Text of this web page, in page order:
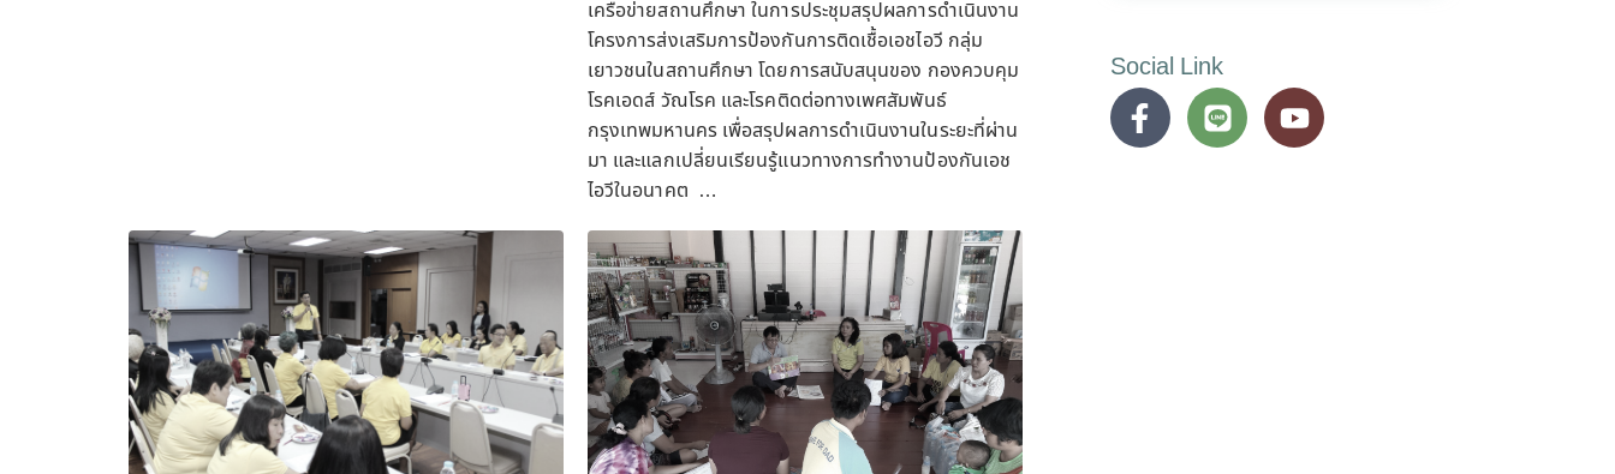
เครือข่ายสถานศึกษา ในการประชุมสรุปผลการดำเนินงาน
โครงการส่งเสริมการป้องกันการติดเชื้อเอชไอวี กลุ่ม
เยาวชนในสถานศึกษา โดยการสนับสนุนของ กองควบคุม
โรคเอดส์ วัณโรค และโรคติดต่อทางเพศสัมพันธ์
กรุงเทพมหานคร เพื่อสรุปผลการดำเนินงานในระยะที่ผ่าน
มา และแลกเปลี่ยนเรียนรู้แนวทางการทำงานป้องกันเอช
ไอวีในอนาคต …
Social Link